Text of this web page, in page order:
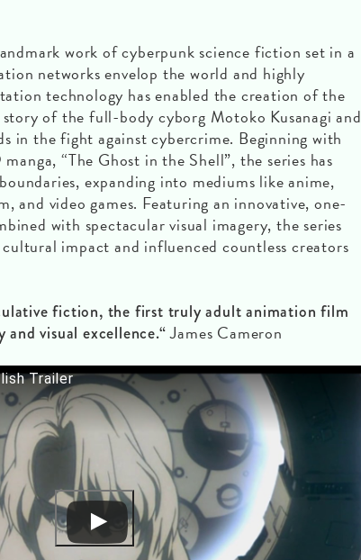
work of cyberpunk science fiction set in a
networks envelop the world and highly
technology has enabled the creation of the
of the full-body cyborg Motoko Kusanagi and
in the fight against cybercrime. Beginning with
“The Ghost in the Shell”, the series has
expanding into mediums like anime,
and video games. Featuring an innovative, one-
with spectacular visual imagery, the series
cultural impact and influenced countless creators
fiction, the first truly adult animation film
visual excellence.“James Cameron
Trailer